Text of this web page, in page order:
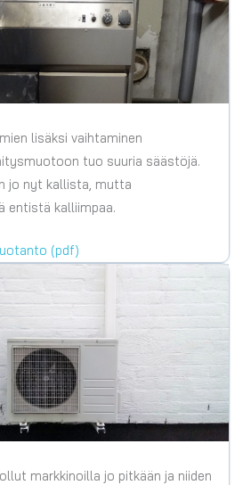
lisäksi vaihtaminen
tuo suuria säästöjä.
jo nyt kallista, mutta
entistä kalliimpaa.
(pdf)
markkinoilla jo pitkään ja niiden